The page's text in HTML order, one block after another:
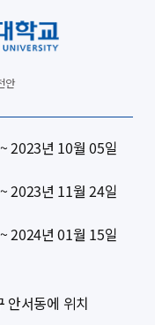
안
2023년 10월 05일
2023년 11월 24일
2024년 01월 15일
안서동에 위치